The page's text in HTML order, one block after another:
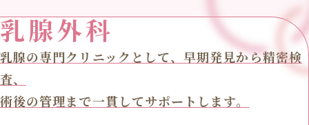
乳腺外科
乳腺の専門クリニックとして、早期発見から精密検
査、
術後の管理まで一貫してサポートします。